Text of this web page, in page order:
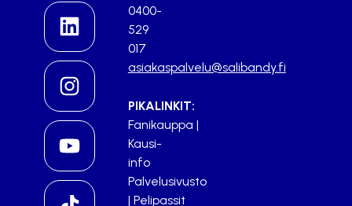
0400-
529
017
asiakaspalvelu@salibandy.fi
PIKALINKIT:
Fanikauppa |
Kausi-
info
Palvelusivusto
| Pelipassit